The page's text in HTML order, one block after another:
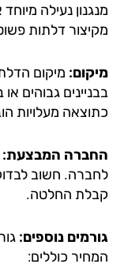
נעילה מיוחד או
דלתות פשוטות.
מיקום הדלת
גבוהים או
מעלויות הובלה
המבצעת:
חשוב לבדוק
החלטה.
נוספים:גורמים
כוללים: